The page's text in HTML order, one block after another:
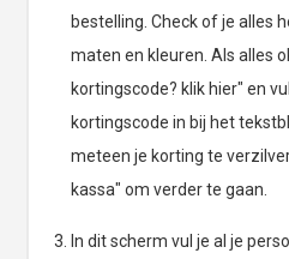
bestelling. Check of je alles
maten en kleuren. Als alles
kortingscode? klik hier" en
kortingscode in bij het
meteen je korting te
kassa" om verder te gaan.
In dit scherm vul je al je